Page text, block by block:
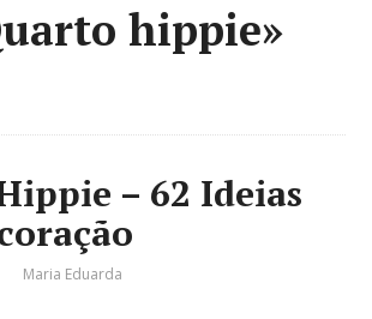
hippie»
– 62 Ideias
Maria Eduarda